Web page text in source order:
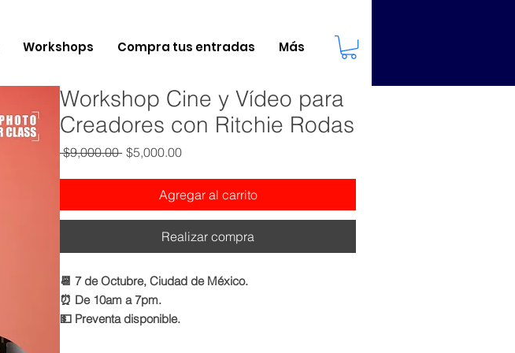
Workshops Compra tus entradas Más
Workshop Cine y Vídeo para
Creadores con Ritchie Rodas
$9,000.00 Precio
$5,000.00Precio
oferta
Agregar al carrito
Realizar compra
📆 7 de Octubre, Ciudad de México.
⏰ De 10am a 7pm.
💵 Preventa disponible.